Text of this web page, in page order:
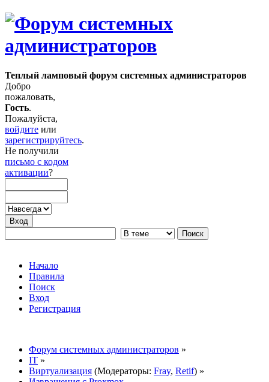
Теплый ламповый форум системных администраторов
Добро
пожаловать,
Гость.
Пожалуйста,
войдите или
зарегистрируйтесь.
Не получили
письмо с кодом
активации?
Начало
Правила
Поиск
Вход
Регистрация
Форум системных администраторов »
IT »
Виртуализация (Модераторы: Fray, Retif) »